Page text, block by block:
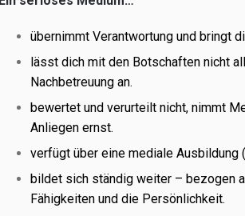
übernimmt Verantwortung und bringt
lässt dich mit den Botschaften nicht
Nachbetreuung an.
bewertet und verurteilt nicht, nimmt
Anliegen ernst.
verfügt über eine mediale Ausbildung
bildet sich ständig weiter – bezogen
Fähigkeiten und die Persönlichkeit.